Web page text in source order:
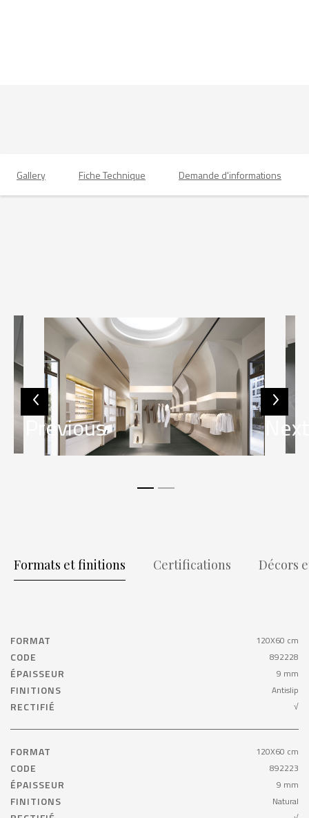
Gallery Fiche Technique Demande d'informations
Previous Next
Formats et finitions Certifications Décors
FORMAT 120X60 cm
CODE 892228
ÉPAISSEUR 9 mm
FINITIONS Antislip
RECTIFIÉ √
FORMAT 120X60 cm
CODE 892223
ÉPAISSEUR 9 mm
FINITIONS Natural